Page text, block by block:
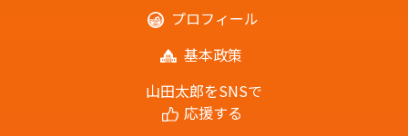
プロフィール
基本政策
山田太郎をSNSで
応援する